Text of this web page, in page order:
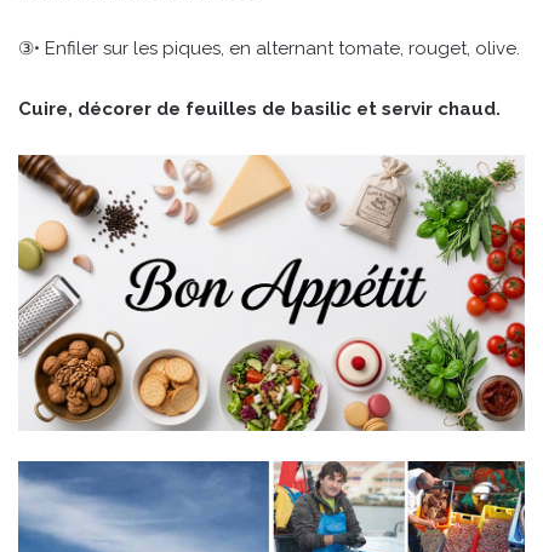
③• Enfiler sur les piques, en alternant tomate, rouget, olive.
Cuire, décorer de feuilles de basilic et servir chaud.